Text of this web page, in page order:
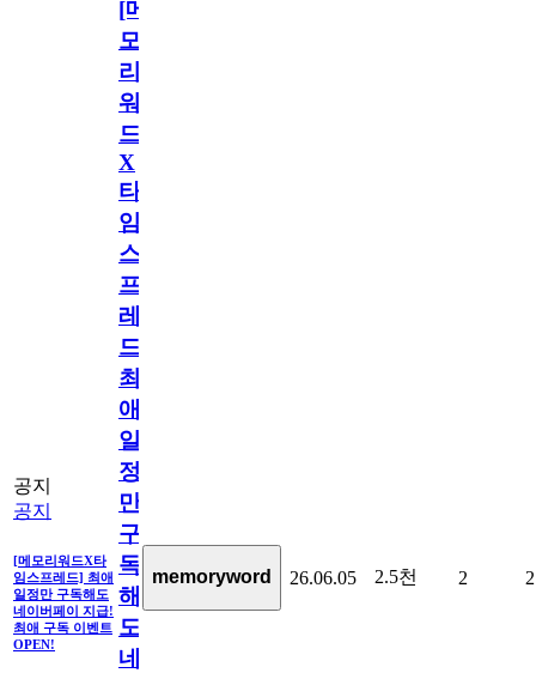
공지
공지
[메모리워드X타
임스프레드] 최애
일정만 구독해도
네이버페이 지급!
최애 구독 이벤트
OPEN!
[메
모
리
워
드
X
타
임
스
프
레
드]
최
애
일
정
만
구
독
해
도
네
memoryword 26.06.05 2.5천 2 2